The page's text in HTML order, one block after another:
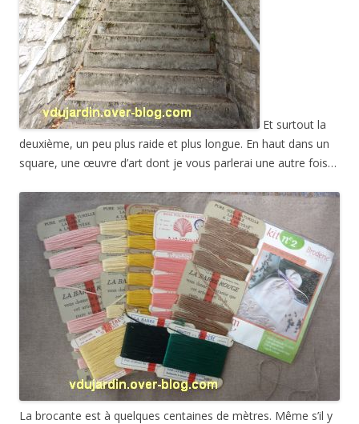
Et surtout la
deuxième, un peu plus raide et plus longue. En haut dans un
square, une œuvre d’art dont je vous parlerai une autre fois…
La brocante est à quelques centaines de mètres. Même s’il y